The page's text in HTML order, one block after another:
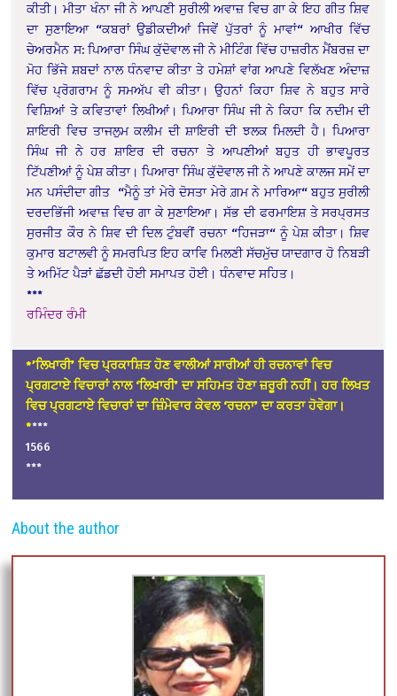
ਕੀਤੀ। ਮੀਤਾ ਖੰਨਾ ਜੀ ਨੇ ਆਪਣੀ ਸੁਰੀਲੀ ਅਵਾਜ਼ ਵਿਚ ਗਾ ਕੇ ਇਹ ਗੀਤ ਸ਼ਿਵ
ਦਾ ਸੁਣਾਇਆ “ਕਬਰਾਂ ਉਡੀਕਦੀਆਂ ਜਿਵੇਂ ਪੁੱਤਰਾਂ ਨੂੰ ਮਾਵਾਂ“ ਆਖੀਰ ਵਿੱਚ
ਚੇਅਰਮੈਨ ਸ: ਪਿਆਰਾ ਸਿੰਘ ਕੁੱਦੋਵਾਲ ਜੀ ਨੇ ਮੀਟਿੰਗ ਵਿੱਚ ਹਾਜ਼ਰੀਨ ਮੈਂਬਰਜ਼ ਦਾ
ਮੋਹ ਭਿੱਜੇ ਸ਼ਬਦਾਂ ਨਾਲ ਧੰਨਵਾਦ ਕੀਤਾ ਤੇ ਹਮੇਸ਼ਾਂ ਵਾਂਗ ਆਪਣੇ ਵਿਲੱਖਣ ਅੰਦਾਜ਼
ਵਿੱਚ ਪ੍ਰੋਗਰਾਮ ਨੂੰ ਸਮਅੱਪ ਵੀ ਕੀਤਾ। ਉਹਨਾਂ ਕਿਹਾ ਸ਼ਿਵ ਨੇ ਬਹੁਤ ਸਾਰੇ
ਵਿਸ਼ਿਆਂ ਤੇ ਕਵਿਤਾਵਾਂ ਲਿਖੀਆਂ। ਪਿਆਰਾ ਸਿੰਘ ਜੀ ਨੇ ਕਿਹਾ ਕਿ ਨਦੀਮ ਦੀ
ਸ਼ਾਇਰੀ ਵਿਚ ਤਾਜਲੁਮ ਕਲੀਮ ਦੀ ਸ਼ਾਇਰੀ ਦੀ ਝਲਕ ਮਿਲਦੀ ਹੈ। ਪਿਆਰਾ
ਸਿੰਘ ਜੀ ਨੇ ਹਰ ਸ਼ਾਇਰ ਦੀ ਰਚਨਾ ਤੇ ਆਪਣੀਆਂ ਬਹੁਤ ਹੀ ਭਾਵਪੂਰਤ
ਟਿੱਪਣੀਆਂ ਨੂੰ ਪੇਸ਼ ਕੀਤਾ। ਪਿਆਰਾ ਸਿੰਘ ਕੁੱਦੋਵਾਲ ਜੀ ਨੇ ਆਪਣੇ ਕਾਲਜ ਸਮੇਂ ਦਾ
ਮਨ ਪਸੰਦੀਦਾ ਗੀਤ “ਮੈਨੂੰ ਤਾਂ ਮੇਰੇ ਦੋਸਤਾ ਮੇਰੇ ਗ਼ਮ ਨੇ ਮਾਰਿਆ“ ਬਹੁਤ ਸੁਰੀਲੀ
ਦਰਦਭਿੱਜੀ ਅਵਾਜ਼ ਵਿਚ ਗਾ ਕੇ ਸੁਣਾਇਆ। ਸੱਭ ਦੀ ਫਰਮਾਇਸ਼ ਤੇ ਸਰਪ੍ਰਸਤ
ਸੁਰਜੀਤ ਕੌਰ ਨੇ ਸ਼ਿਵ ਦੀ ਦਿਲ ਟੁੰਬਵੀਂ ਰਚਨਾ “ਹਿਜੜਾ“ ਨੂੰ ਪੇਸ਼ ਕੀਤਾ। ਸ਼ਿਵ
ਕੁਮਾਰ ਬਟਾਲਵੀ ਨੂੰ ਸਮਰਪਿਤ ਇਹ ਕਾਵਿ ਮਿਲਣੀ ਸੱਚਮੁੱਚ ਯਾਦਗਾਰ ਹੋ ਨਿਬੜੀ
ਤੇ ਅਮਿੱਟ ਪੈੜਾਂ ਛੱਡਦੀ ਹੋਈ ਸਮਾਪਤ ਹੋਈ। ਧੰਨਵਾਦ ਸਹਿਤ।
***
ਰਮਿੰਦਰ ਰੰਮੀ
*’ਲਿਖਾਰੀ’ ਵਿਚ ਪ੍ਰਕਾਸ਼ਿਤ ਹੋਣ ਵਾਲੀਆਂ ਸਾਰੀਆਂ ਹੀ ਰਚਨਾਵਾਂ ਵਿਚ
ਪ੍ਰਗਟਾਏ ਵਿਚਾਰਾਂ ਨਾਲ ‘ਲਿਖਾਰੀ’ ਦਾ ਸਹਿਮਤ ਹੋਣਾ ਜ਼ਰੂਰੀ ਨਹੀਂ। ਹਰ ਲਿਖਤ
ਵਿਚ ਪ੍ਰਗਟਾਏ ਵਿਚਾਰਾਂ ਦਾ ਜ਼ਿੰਮੇਵਾਰ ਕੇਵਲ ‘ਰਚਨਾ’ ਦਾ ਕਰਤਾ ਹੋਵੇਗਾ।
****
1566
***
About the author